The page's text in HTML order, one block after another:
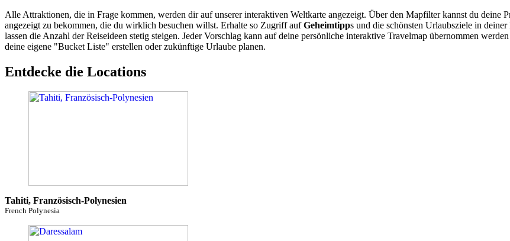
Alle Attraktionen, die in Frage kommen, werden dir auf unserer interaktiven Weltkarte angezeigt. Über den Mapfilter kannst du deine
angezeigt zu bekommen, die du wirklich besuchen willst. Erhalte so Zugriff aufGeheimtipps und die schönsten Urlaubsziele in
lassen die Anzahl der Reiseideen stetig steigen. Jeder Vorschlag kann auf deine persönliche interaktive Travelmap übernommen
deine eigene "Bucket Liste" erstellen oder zukünftige Urlaube planen.
Entdecke die Locations
Tahiti, Französisch-Polynesien
French Polynesia